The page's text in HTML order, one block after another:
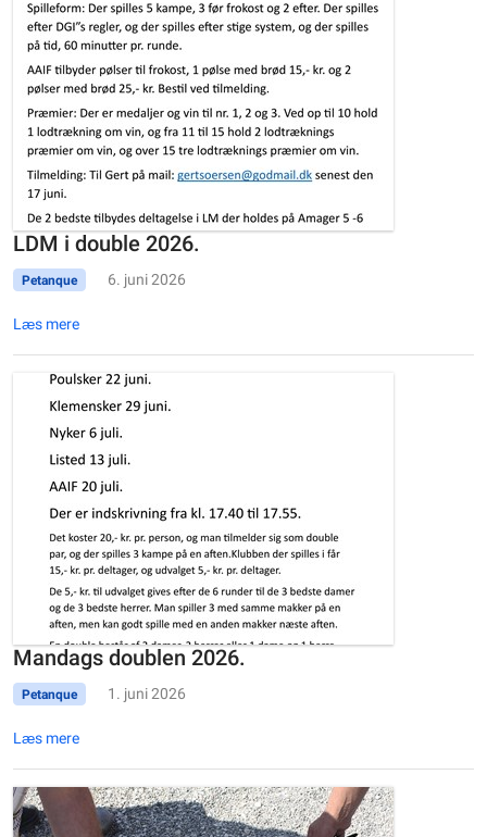
LDM i double 2026.
Petanque 6. juni 2026
Læs mere
Mandags doublen 2026.
Petanque 1. juni 2026
Læs mere